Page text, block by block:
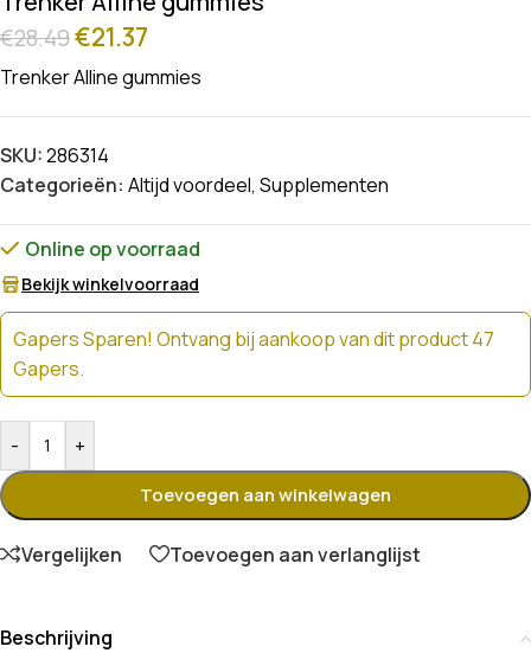
€28.49€21.37
Trenker Alline gummies
SKU:286314
Categorieën: Altijd voordeel, Supplementen
Online op voorraad
Bekijk winkelvoorraad
Gapers Sparen! Ontvang bij aankoop van dit product 47
Gapers.
- +
Toevoegen aan winkelwagen
Vergelijken Toevoegen aan verlanglijst
Beschrijving